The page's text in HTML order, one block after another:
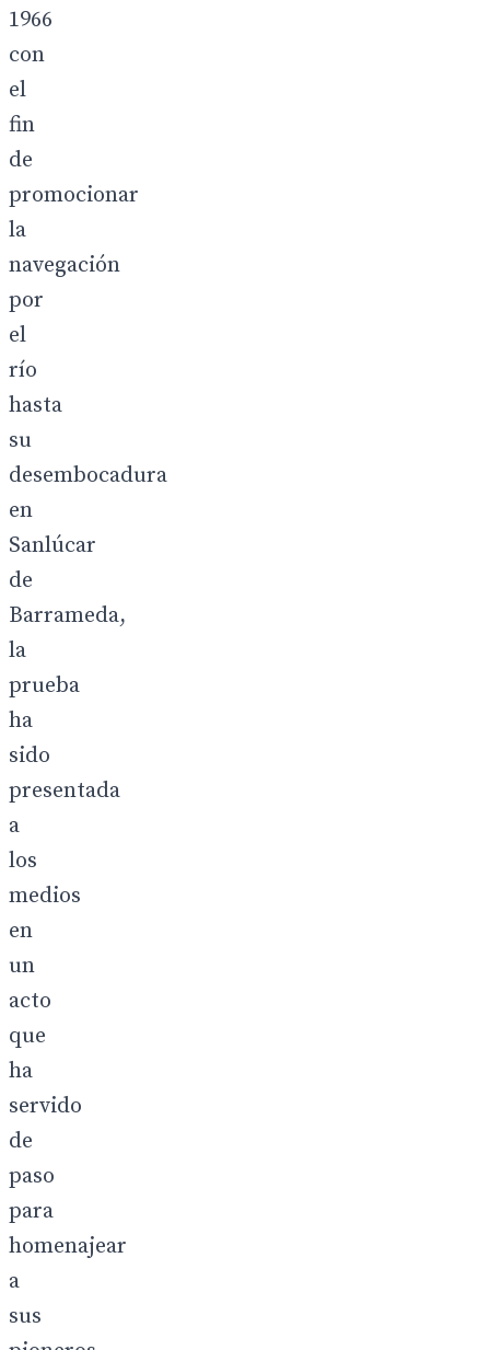
1966
con
el
fin
de
promocionar
la
navegación
por
el
río
hasta
su
desembocadura
en
Sanlúcar
de
Barrameda,
la
prueba
ha
sido
presentada
a
los
medios
en
un
acto
que
ha
servido
de
paso
para
homenajear
a
sus